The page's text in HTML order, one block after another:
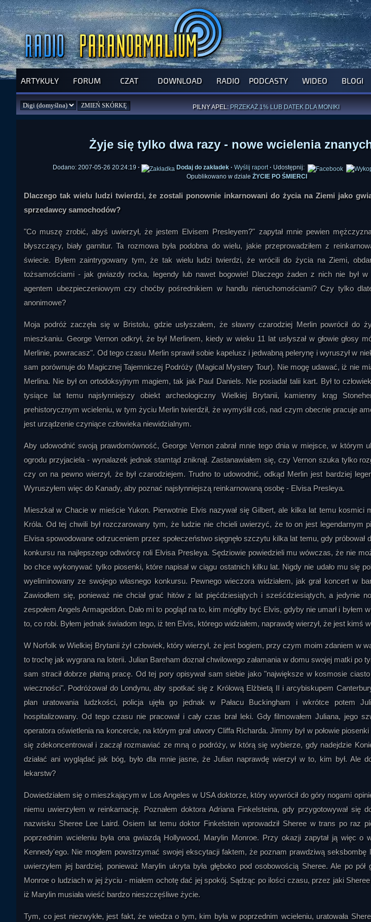
ARTYKUŁY FORUM CZAT DOWNLOAD RADIO PODCASTY WIDEO BLOGI
SPRAWDŹ PROGRAM NA NAJBLIŻSZY TYDZIEŃ
PILNY APEL: PRZEKAŻ 1% LUB DATEK DLA MONIKI
Żyje się tylko dwa razy - nowe wcielenia
Dodano: 2007-05-26 20:24:19 · Dodaj do zakładek · Wyślij raport · Udostępnij:
Opublikowano w dziale ŻYCIE PO ŚMIERCI
Dlaczego tak wielu ludzi twierdzi, że zostali ponownie inkarnowani do życia na Ziemi jako
sprzedawcy samochodów?
"Co muszę zrobić, abyś uwierzył, że jestem Elvisem Presleyem?" zapytał mnie pewien
błyszczący, biały garnitur. Ta rozmowa była podobna do wielu, jakie przeprowadziłem z
świecie. Byłem zaintrygowany tym, że tak wielu ludzi twierdzi, że wrócili do życia na Ziemi,
tożsamościami - jak gwiazdy rocka, legendy lub nawet bogowie! Dlaczego żaden z nich nie był w
agentem ubezpieczeniowym czy choćby pośrednikiem w handlu nieruchomościami? Czy tylko
anonimowe?
Moja podróż zaczęła się w Bristolu, gdzie usłyszałem, że sławny czarodziej Merlin powrócił do
mieszkaniu. George Vernon odkrył, że był Merlinem, kiedy w wieku 11 lat usłyszał w głowie głosy
Merlinie, powracasz". Od tego czasu Merlin sprawił sobie kapelusz i jedwabną pelerynę i wyruszył w
sam porównuje do Magicznej Tajemniczej Podróży (Magical Mystery Tour). Nie mogę udawać, iż nie
Merlina. Nie był on ortodoksyjnym magiem, tak jak Paul Daniels. Nie posiadał talii kart. Był to
tysiące lat temu najsłynniejszy obiekt archeologiczny Wielkiej Brytanii, kamienny krąg
prehistorycznym wcieleniu, w tym życiu Merlin twierdził, że wymyślił coś, nad czym obecnie pracuje
jest urządzenie czyniące człowieka niewidzialnym.
Aby udowodnić swoją prawdomówność, George Vernon zabrał mnie tego dnia w miejsce, w którym
ogrodu przyjaciela - wynalazek jednak stamtąd zniknął. Zastanawiałem się, czy Vernon szuka tylko
czy on na pewno wierzył, że był czarodziejem. Trudno to udowodnić, odkąd Merlin jest bardziej
Wyruszyłem więc do Kanady, aby poznać najsłynniejszą reinkarnowaną osobę - Elvisa Presleya.
Mieszkał w Chacie w mieście Yukon. Pierwotnie Elvis nazywał się Gilbert, ale kilka lat temu kosmici
Króla. Od tej chwili był rozczarowany tym, że ludzie nie chcieli uwierzyć, że to on jest legendarnym
Elvisa spowodowane odrzuceniem przez społeczeństwo sięgnęło szczytu kilka lat temu, gdy próbował
konkursu na najlepszego odtwórcę roli Elvisa Presleya. Sędziowie powiedzieli mu wówczas, że nie
bo chce wykonywać tylko piosenki, które napisał w ciągu ostatnich kilku lat. Nigdy nie udało mu się
wyeliminowany ze swojego własnego konkursu. Pewnego wieczora widziałem, jak grał koncert w
Zawiodłem się, ponieważ nie chciał grać hitów z lat pięćdziesiątych i sześćdziesiątych, a jedynie
zespołem Angels Armageddon. Dało mi to pogląd na to, kim mógłby być Elvis, gdyby nie umarł i byłem
to, co robi. Byłem jednak świadom tego, iż ten Elvis, którego widziałem, naprawdę wierzył, że jest kimś
W Norfolk w Wielkiej Brytanii żył człowiek, który wierzył, że jest bogiem, przy czym moim zdaniem w
to trochę jak wygrana na loterii. Julian Bareham doznał chwilowego załamania w domu swojej matki po
sam stracił dobrze płatną pracę. Od tej pory opisywał sam siebie jako "największe w kosmosie
wieczności". Podróżował do Londynu, aby spotkać się z Królową Elżbietą II i arcybiskupem
plan uratowania ludzkości, policja ujęła go jednak w Pałacu Buckingham i wkrótce potem
hospitalizowany. Od tego czasu nie pracował i cały czas brał leki. Gdy filmowałem Juliana, jego
operatora oświetlenia na koncercie, na którym grał utwory Cliffa Richarda. Jimmy był w połowie
się zdekoncentrował i zaczął rozmawiać ze mną o podróży, w którą się wybierze, gdy nadejdzie
działać ani wyglądać jak bóg, było dla mnie jasne, że Julian naprawdę wierzył w to, kim był. Ale
lekarstw?
Dowiedziałem się o mieszkającym w Los Angeles w USA doktorze, który wywrócił do góry nogami
niemu uwierzyłem w reinkarnację. Poznałem doktora Adriana Finkelsteina, gdy przygotowywał się
nazwisku Sheree Lee Laird. Osiem lat temu doktor Finkelstein wprowadził Sheree w trans po raz
poprzednim wcieleniu była ona gwiazdą Hollywood, Marylin Monroe. Przy okazji zapytał ją więc o
Kennedy'ego. Nie mogłem powstrzymać swojej ekscytacji faktem, że poznam prawdziwą
uwierzyłem jej bardziej, ponieważ Marylin ukryta była głęboko pod osobowością Sheree. Ale po pół
Monroe o ludziach w jej życiu - miałem ochotę dać jej spokój. Sądząc po ilości czasu, przez jaki
iż Marylin musiała wieść bardzo nieszczęśliwe życie.
Tym, co jest niezwykłe, jest fakt, że wiedza o tym, kim była w poprzednim wcieleniu, uratowała